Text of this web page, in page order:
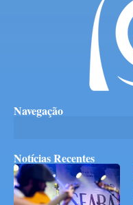
Navegação
Notícias Recentes